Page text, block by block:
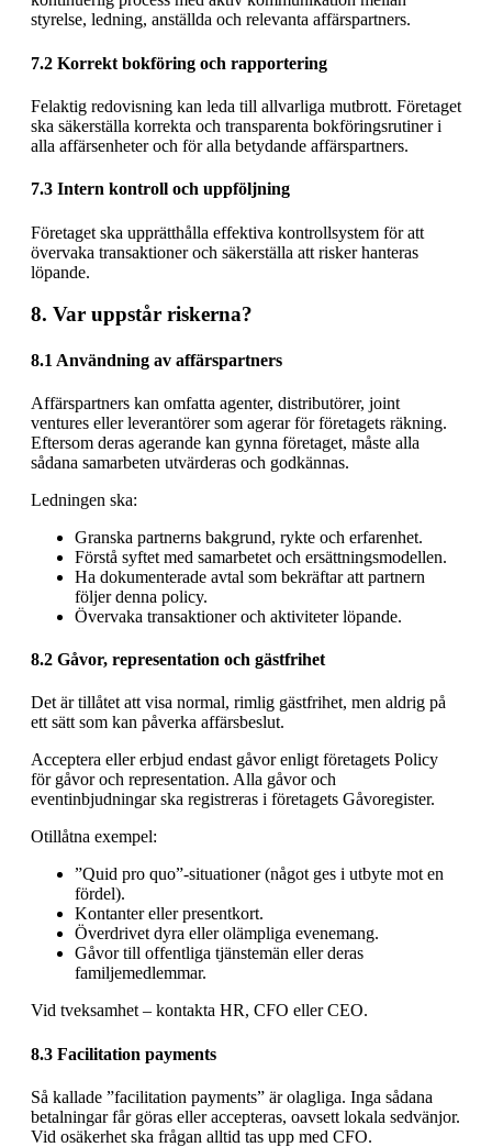
styrelse, ledning, anställda och relevanta affärspartners.
7.2 Korrekt bokföring och rapportering
Felaktig redovisning kan leda till allvarliga mutbrott. Företaget
ska säkerställa korrekta och transparenta bokföringsrutiner i
alla affärsenheter och för alla betydande affärspartners.
7.3 Intern kontroll och uppföljning
Företaget ska upprätthålla effektiva kontrollsystem för att
övervaka transaktioner och säkerställa att risker hanteras
löpande.
8. Var uppstår riskerna?
8.1 Användning av affärspartners
Affärspartners kan omfatta agenter, distributörer, joint
ventures eller leverantörer som agerar för företagets räkning.
Eftersom deras agerande kan gynna företaget, måste alla
sådana samarbeten utvärderas och godkännas.
Ledningen ska:
Granska partnerns bakgrund, rykte och erfarenhet.
Förstå syftet med samarbetet och ersättningsmodellen.
Ha dokumenterade avtal som bekräftar att partnern
följer denna policy.
Övervaka transaktioner och aktiviteter löpande.
8.2 Gåvor, representation och gästfrihet
Det är tillåtet att visa normal, rimlig gästfrihet, men aldrig på
ett sätt som kan påverka affärsbeslut.
Acceptera eller erbjud endast gåvor enligt företagets Policy
för gåvor och representation. Alla gåvor och
eventinbjudningar ska registreras i företagets Gåvoregister.
Otillåtna exempel:
”Quid pro quo”-situationer (något ges i utbyte mot en
fördel).
Kontanter eller presentkort.
Överdrivet dyra eller olämpliga evenemang.
Gåvor till offentliga tjänstemän eller deras
familjemedlemmar.
Vid tveksamhet – kontakta HR, CFO eller CEO.
8.3 Facilitation payments
Så kallade ”facilitation payments” är olagliga. Inga sådana
betalningar får göras eller accepteras, oavsett lokala sedvänjor.
Vid osäkerhet ska frågan alltid tas upp med CFO.